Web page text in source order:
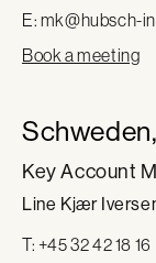
E: mk@hubsch-
Book a meeting
Key Account
Line Kjær
T: +45 32 42 18 16